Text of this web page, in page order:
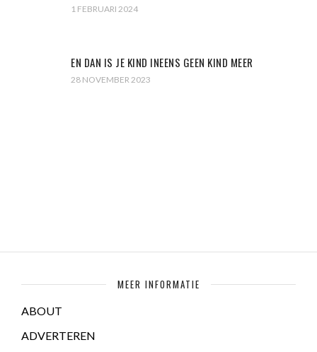
1 FEBRUARI 2024
EN DAN IS JE KIND INEENS GEEN KIND MEER
28 NOVEMBER 2023
MEER INFORMATIE
ABOUT
ADVERTEREN